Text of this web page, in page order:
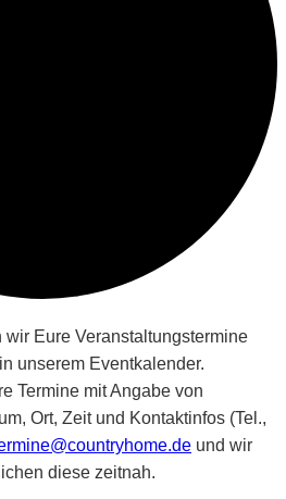
wir Eure Veranstaltungstermine
unserem Eventkalender.
Termine mit Angabe von
Ort, Zeit und Kontaktinfos (Tel.,
und wir
diese zeitnah.